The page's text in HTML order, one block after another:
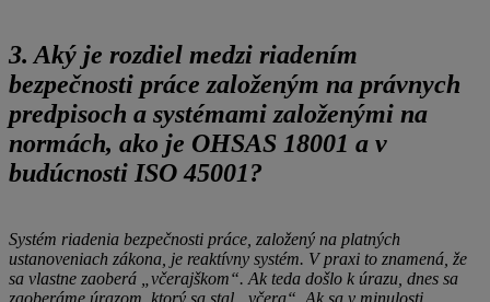
3. Aký je rozdiel medzi riadením
bezpečnosti práce založeným na právnych
predpisoch a systémami založenými na
normách, ako je OHSAS 18001 a v
budúcnosti ISO 45001?
Systém riadenia bezpečnosti práce, založený na platných
ustanoveniach zákona, je reaktívny systém. V praxi to znamená, že
sa vlastne zaoberá „včerajškom“. Ak teda došlo k úrazu, dnes sa
zaoberáme úrazom, ktorý sa stal „včera“. Ak sa v minulosti